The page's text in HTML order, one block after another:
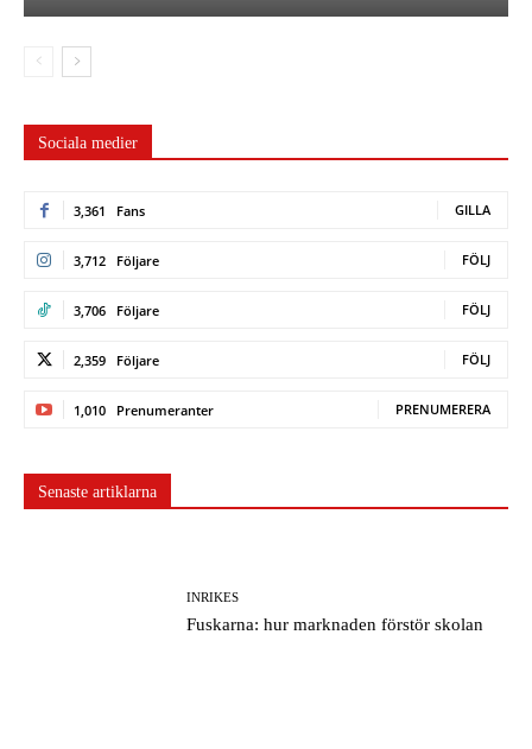
Sociala medier
3,361 Fans GILLA
3,712 Följare FÖLJ
3,706 Följare FÖLJ
2,359 Följare FÖLJ
1,010 Prenumeranter PRENUMERERA
Senaste artiklarna
INRIKES
Fuskarna: hur marknaden förstör skolan